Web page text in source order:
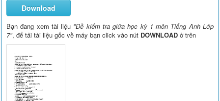
Download
Bạn đang xem tài liệu "Đề kiểm tra giữa học kỳ 1 môn Tiếng Anh Lớp
7", để tải tài liệu gốc về máy bạn click vào nút DOWNLOAD ở trên